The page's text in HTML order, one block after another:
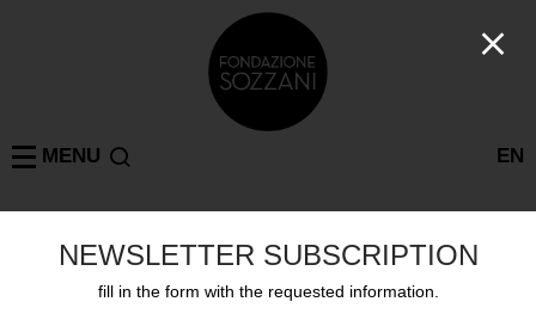
EN
MENU
ANTONIO PAOLETTI
MILANO : 1 risultati
NEWSLETTER SUBSCRIPTION
fill in the form with the requested information.